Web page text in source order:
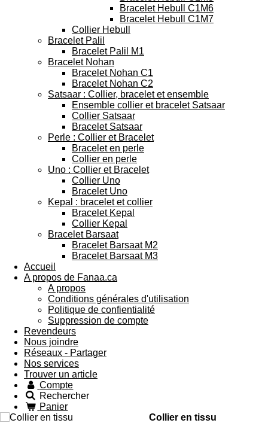
Bracelet Hebull C1M6
Bracelet Hebull C1M7
Collier Hebull
Bracelet Palil
Bracelet Palil M1
Bracelet Nohan
Bracelet Nohan C1
Bracelet Nohan C2
Satsaar : Collier, bracelet et ensemble
Ensemble collier et bracelet Satsaar
Collier Satsaar
Bracelet Satsaar
Perle : Collier et Bracelet
Bracelet en perle
Collier en perle
Uno : Collier et Bracelet
Collier Uno
Bracelet Uno
Kepal : bracelet et collier
Bracelet Kepal
Collier Kepal
Bracelet Barsaat
Bracelet Barsaat M2
Bracelet Barsaat M3
Accueil
A propos de Fanaa.ca
A propos
Conditions générales d'utilisation
Politique de confientialité
Suppression de compte
Revendeurs
Nous joindre
Réseaux - Partager
Nos services
Trouver un article
Compte
Rechercher
Panier
Collier en tissu